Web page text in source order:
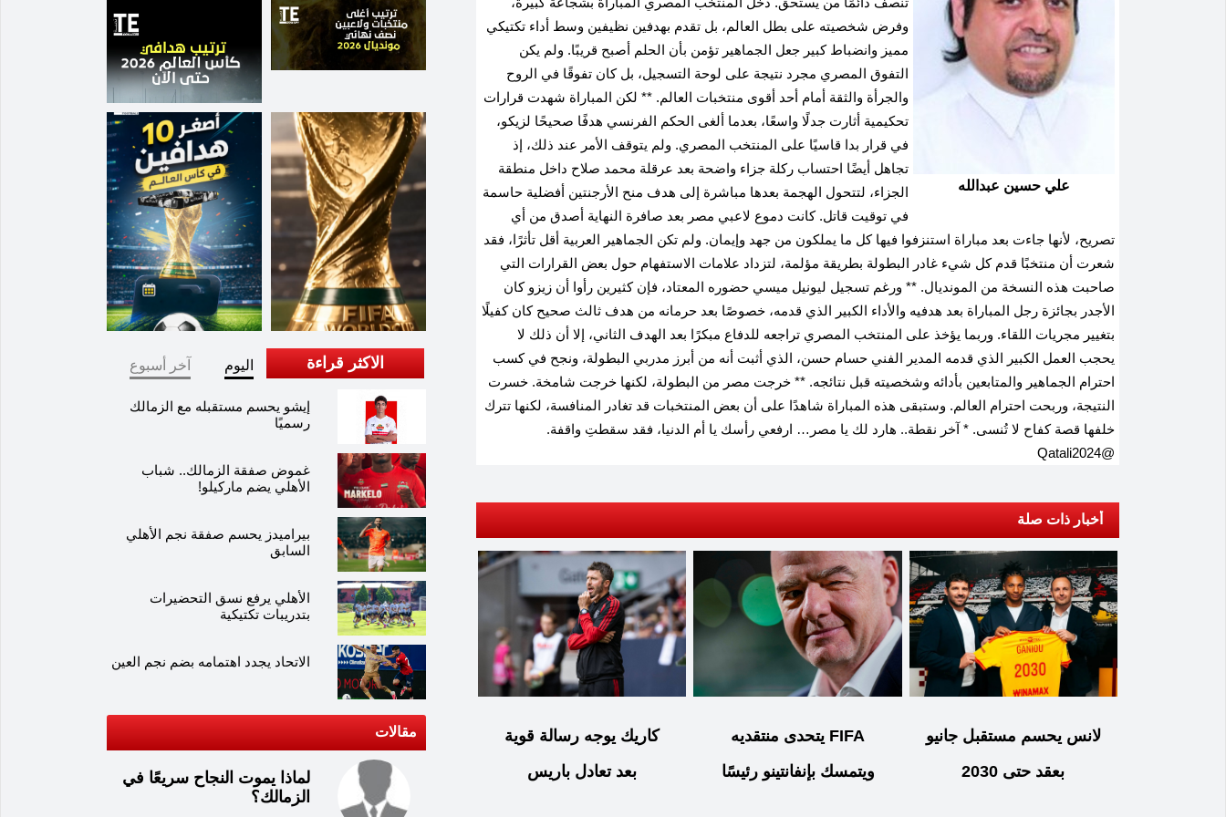
علي حسين عبدالله
وفرض شخصيته على بطل العالم، بل تقدم بهدفين نظيفين وسط أداء تكتيكي
مميز وانضباط كبير جعل الجماهير تؤمن بأن الحلم أصبح قريبًا. ولم يكن
التفوق المصري مجرد نتيجة على لوحة التسجيل، بل كان تفوقًا في الروح
والجرأة والثقة أمام أحد أقوى منتخبات العالم. ** لكن المباراة شهدت قرارات
تحكيمية أثارت جدلًا واسعًا، بعدما ألغى الحكم الفرنسي هدفًا صحيحًا لزيكو،
في قرار بدا قاسيًا على المنتخب المصري. ولم يتوقف الأمر عند ذلك، إذ
تجاهل أيضًا احتساب ركلة جزاء واضحة بعد عرقلة محمد صلاح داخل منطقة
الجزاء، لتتحول الهجمة بعدها مباشرة إلى هدف منح الأرجنتين أفضلية حاسمة
في توقيت قاتل. كانت دموع لاعبي مصر بعد صافرة النهاية أصدق من أي
تصريح، لأنها جاءت بعد مباراة استنزفوا فيها كل ما يملكون من جهد وإيمان. ولم تكن الجماهير العربية أقل تأثرًا، فقد
شعرت أن منتخبًا قدم كل شيء غادر البطولة بطريقة مؤلمة، لتزداد علامات الاستفهام حول بعض القرارات التي
صاحبت هذه النسخة من المونديال. ** ورغم تسجيل ليونيل ميسي حضوره المعتاد، فإن كثيرين رأوا أن زيزو كان
الأجدر بجائزة رجل المباراة بعد هدفيه والأداء الكبير الذي قدمه، خصوصًا بعد حرمانه من هدف ثالث صحيح كان كفيلًا
بتغيير مجريات اللقاء. وربما يؤخذ على المنتخب المصري تراجعه للدفاع مبكرًا بعد الهدف الثاني، إلا أن ذلك لا
يحجب العمل الكبير الذي قدمه المدير الفني حسام حسن، الذي أثبت أنه من أبرز مدربي البطولة، ونجح في كسب
احترام الجماهير والمتابعين بأدائه وشخصيته قبل نتائجه. ** خرجت مصر من البطولة، لكنها خرجت شامخة. خسرت
النتيجة، وربحت احترام العالم. وستبقى هذه المباراة شاهدًا على أن بعض المنتخبات قد تغادر المنافسة، لكنها تترك
خلفها قصة كفاح لا تُنسى. * آخر نقطة.. هارد لك يا مصر… ارفعي رأسك يا أم الدنيا، فقد سقطتِ واقفة.
@Qatali2024
أخبار ذات صلة
لانس يحسم مستقبل جانيو
بعقد حتى 2030
FIFA يتحدى منتقديه
ويتمسك بإنفانتينو رئيسًا
كاريك يوجه رسالة قوية
بعد تعادل باريس
الاكثر قراءة اليوم آخر أسبوع
إيشو يحسم مستقبله مع الزمالك
رسميًا
غموض صفقة الزمالك.. شباب
الأهلي يضم ماركيلو!
بيراميدز يحسم صفقة نجم الأهلي
السابق
الأهلي يرفع نسق التحضيرات
بتدريبات تكتيكية
الاتحاد يجدد اهتمامه بضم نجم العين
مقالات
لماذا يموت النجاح سريعًا في
الزمالك؟